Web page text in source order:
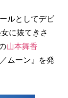
ルとしてデビ
に抜てきさ
山本舞香
ムーン』を発